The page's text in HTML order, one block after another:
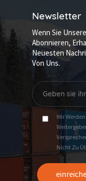
Newsletter
Wenn Sie
Abonnieren,
Neuesten
Von Uns.
Wir
Nicht Zu